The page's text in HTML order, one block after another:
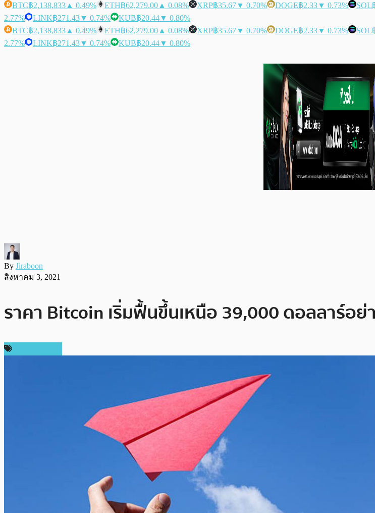
BTC฿2,138,833 ▲ 0.49% ETH฿62,279.00 ▲ 0.08% XRP฿35.67▼ 0.70% DOGE฿2.33▼ 0.73% SOL
2.77%
LINK฿271.43▼ 0.74% KUB฿20.44▼ 0.80%
BTC฿2,138,833 ▲ 0.49% ETH฿62,279.00 ▲ 0.08% XRP฿35.67▼ 0.70% DOGE฿2.33▼ 0.73% SOL
2.77%
LINK฿271.43▼ 0.74% KUB฿20.44▼ 0.80%
By Jiraboon
สิงหาคม 3, 2021
ราคา Bitcoin เริ่มฟื้นขึ้นเหนือ 39,000 ดอลลาร์อ